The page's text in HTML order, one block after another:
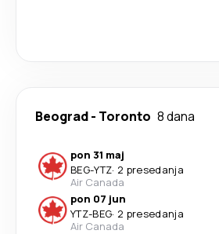
Beograd- Toronto 8 dana
pon 31 maj
BEG-YTZ· 2 presedanja
Air Canada
pon 07 jun
YTZ-BEG· 2 presedanja
Air Canada